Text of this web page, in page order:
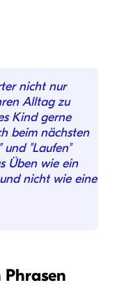
nicht nur
Alltag zu
Kind gerne
beim nächsten
und "Laufen"
Üben wie ein
nicht wie eine